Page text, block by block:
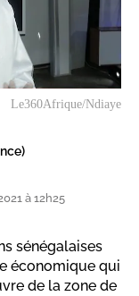
Le360Afrique/Ndiaye
à 12h25
sénégalaises
économique qui
de la zone de